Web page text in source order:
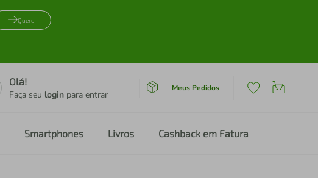
Quero
Olá!
Faça seu login para entrar
Meus Pedidos
Smartphones Livros Cashback em Fatura